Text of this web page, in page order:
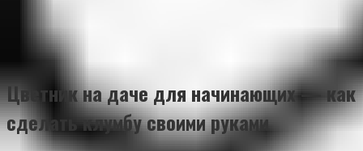
Цветник на даче для начинающих — как
сделать клумбу своими руками